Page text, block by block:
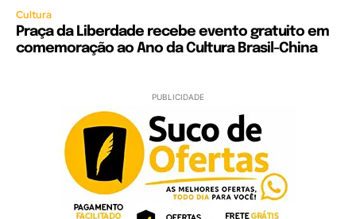
Cultura
Praça da Liberdade recebe evento gratuito em
comemoração ao Ano da Cultura Brasil-China
PUBLICIDADE